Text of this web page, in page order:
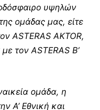
υψηλών
ομάδας μας, είτε
ASTERAS AKTOR,
τον ASTERAS B’
ομάδα, η
Α’ Εθνική και